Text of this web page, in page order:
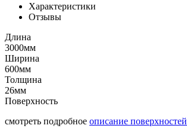
Характеристики
Отзывы
Длина
3000мм
Ширина
600мм
Толщина
26мм
Поверхность
смотреть подробное описание поверхностей